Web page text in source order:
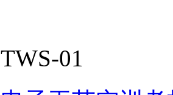
TWS-01